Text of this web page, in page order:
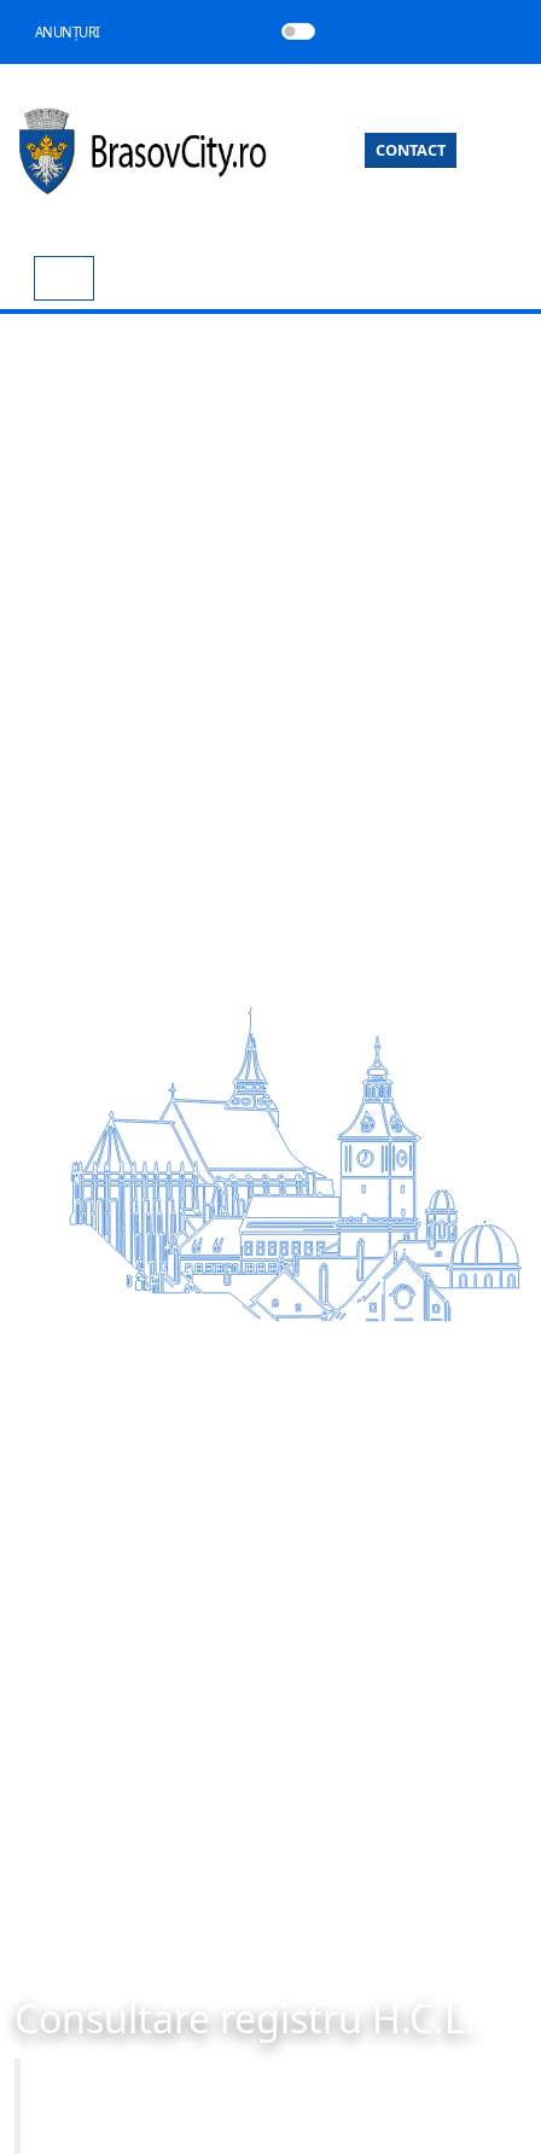
ANUNȚURI
CONTACT
Consultare registru H.C.L.